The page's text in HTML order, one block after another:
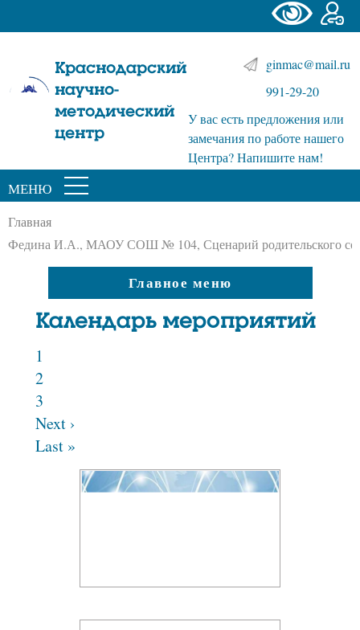
Краснодарский
научно-
методический
центр
ginmac@mail.ru
991-29-20
У вас есть предложения или
замечания по работе нашего
Центра? Напишите нам!
МЕНЮ
Главная
Федина И.А., МАОУ СОШ № 104, Сценарий родительского
Главное меню
Календарь мероприятий
1
2
3
Next ›
Last »